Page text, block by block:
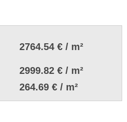
2764.54 € / m²
2999.82 € / m²
264.69 € / m²